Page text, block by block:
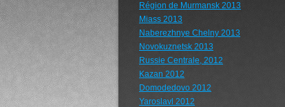
Région de Murmansk 2013
Miass 2013
Naberezhnye Chelny 2013
Novokuznetsk 2013
Russie Centrale, 2012
Kazan 2012
Domodedovo 2012
Yaroslavl 2012